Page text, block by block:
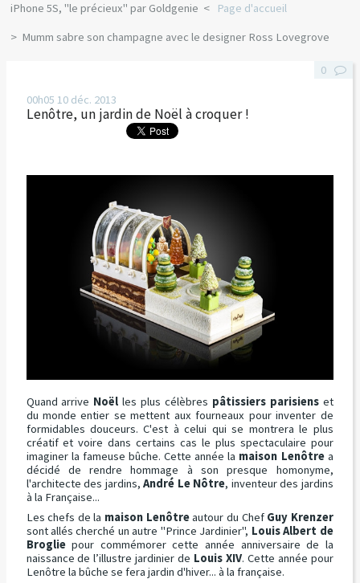
iPhone 5S, "le précieux" par Goldgenie
Page d'accueil
Mumm sabre son champagne avec le designer Ross Lovegrove
00h05 10 déc. 2013
Lenôtre, un jardin de Noël à croquer !
Quand arrive Noël les plus célèbres pâtissiers parisienset
du monde entier se mettent aux fourneaux pour inventer de
formidables douceurs. C'est à celui qui se montrera le plus
créatif et voire dans certains cas le plus spectaculaire pour
imaginer la fameuse bûche. Cette année la maison Lenôtrea
décidé de rendre hommage à son presque homonyme,
l'architecte des jardins,André Le Nôtre, inventeur des jardins
à la Française...
Les chefs de la maison Lenôtreautour du Chef Guy Krenzer
sont allés cherché un autre "Prince Jardinier", Louis Albert de
Brogliepour commémorer cette année anniversaire de la
naissance de l’illustre jardinier de Louis XIV. Cette année pour
Lenôtre la bûche se fera jardin d'hiver... à la française.
0